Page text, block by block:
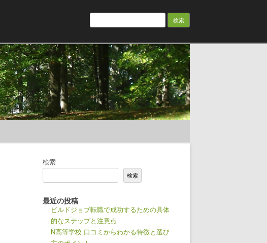
検
検索
検索
最近の投稿
ビルドジョブ転職で成功するための具体
的なステップと注意点
N高等学校 口コミからわかる特徴と選び